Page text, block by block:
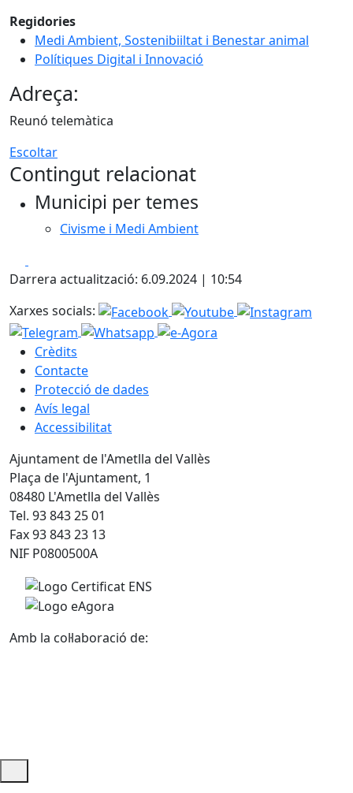
Regidories
Medi Ambient, Sostenibiiltat i Benestar animal
Polítiques Digital i Innovació
Adreça:
Reunó telemàtica
Escoltar
Contingut relacionat
Municipi per temes
Civisme i Medi Ambient
Darrera actualització: 6.09.2024 | 10:54
Xarxes socials:
Crèdits
Contacte
Protecció de dades
Avís legal
Accessibilitat
Ajuntament de l'Ametlla del Vallès
Plaça de l'Ajuntament, 1
08480 L'Ametlla del Vallès
Tel. 93 843 25 01
Fax 93 843 23 13
NIF P0800500A
Amb la col·laboració de:
Ajuda i accés ràpid